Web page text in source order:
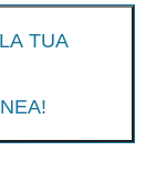
TUA